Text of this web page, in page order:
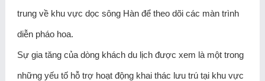
trung về khu vực dọc sông Hàn để theo dõi các màn trình
diễn pháo hoa.
Sự gia tăng của dòng khách du lịch được xem là một trong
những yếu tố hỗ trợ hoạt động khai thác lưu trú tại khu vực